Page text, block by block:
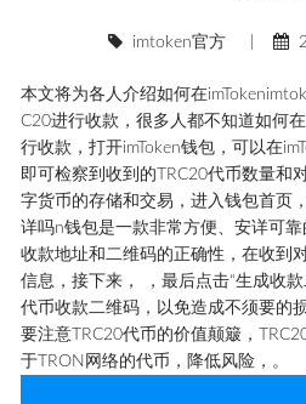
imtoken官方|
本文将为各人介绍如何在
C20进行收款，很多人都不知道如何
行收款，打开imToken钱包，可以在
即可检察到收到的TRC20代币数量和
字货币的存储和交易，进入钱包首页
详吗n钱包是一款非常方便、安详可
收款地址和二维码的正确性，在收到
信息，接下来， ，最后点击“生成收
代币收款二维码，以免造成不须要的
要注意TRC20代币的价值颠簸，
于TRON网络的代币，降低风险，。